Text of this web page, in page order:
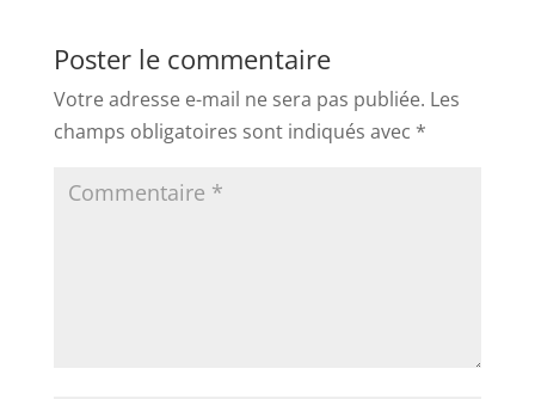
Poster le commentaire
Votre adresse e-mail ne sera pas publiée. Les
champs obligatoires sont indiqués avec *